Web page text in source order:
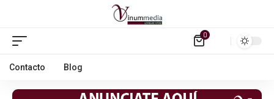
0
Contacto Blog